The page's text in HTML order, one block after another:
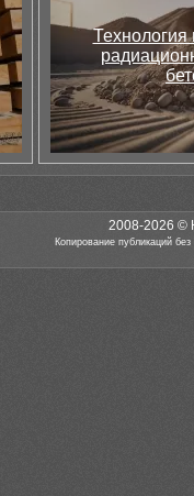
Технология
2008-2026 ©
Копирование публикаций